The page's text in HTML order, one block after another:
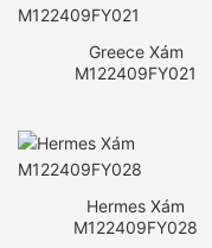
Greece Xám
M122409FY021
Hermes Xám
M122409FY028